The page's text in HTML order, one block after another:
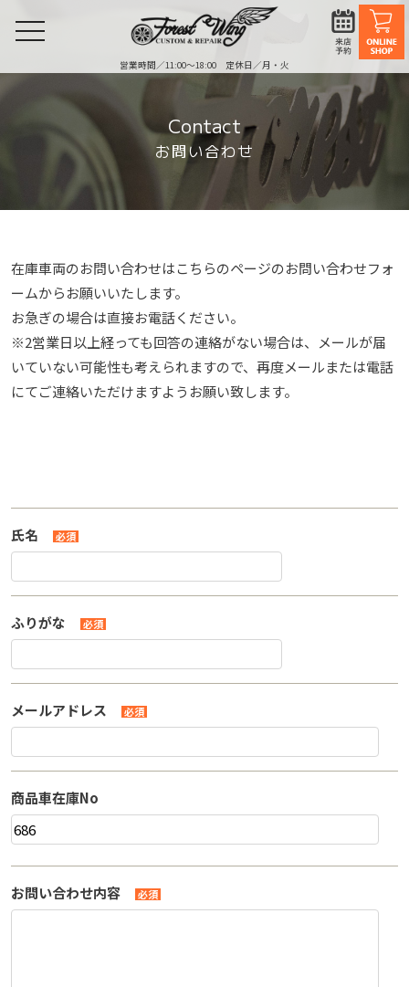
営業時間／11:00〜18:00 定休日／月・火
toggle
Contact
お問い合わせ
在庫車両のお問い合わせはこちらのページのお問い合わせフォ
ームからお願いいたします。
お急ぎの場合は直接お電話ください。
※2営業⽇以上経っても回答の連絡がない場合は、メールが届
いていない可能性も考えられますので、再度メールまたは電話
にてご連絡いただけますようお願い致します。
氏名 必須
ふりがな 必須
メールアドレス 必須
商品車在庫No
お問い合わせ内容 必須